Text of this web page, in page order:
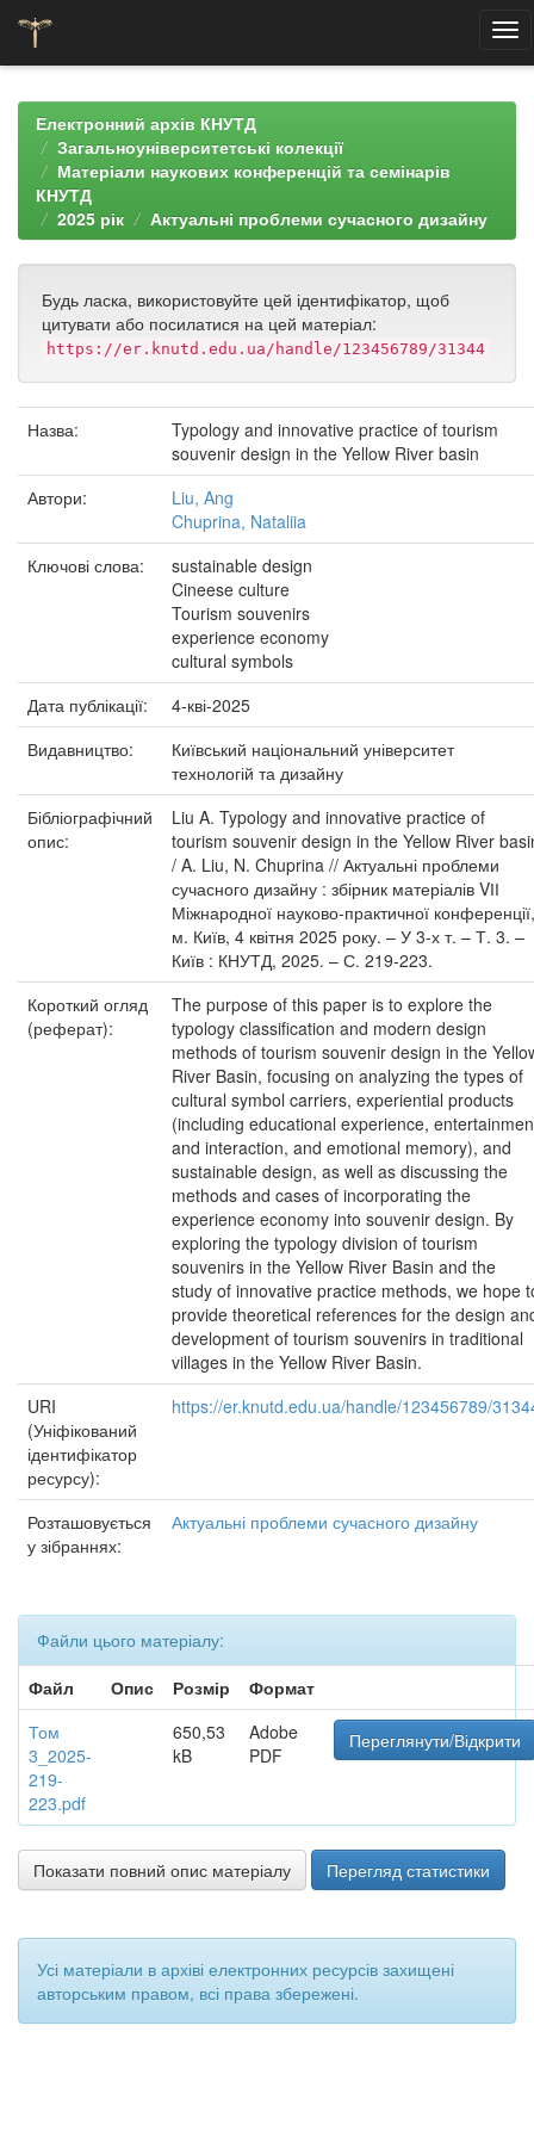
navigationЕлектронний архів КНУТД
Загальноуніверситетські колекції
Матеріали наукових конференцій та семінарів
КНУТД
2025 рік
Актуальні проблеми сучасного дизайну
Будь ласка, використовуйте цей ідентифікатор, щоб
цитувати або посилатися на цей матеріал:
https://er.knutd.edu.ua/handle/123456789/31344
Назва:
Typology and innovative practice of tourism
souvenir design in the Yellow River basin
Автори:
Liu, Ang
Chuprina, Nataliia
Ключові слова:
sustainable design
Cineese culture
Tourism souvenirs
experience economy
cultural symbols
Дата публікації:
4-кві-2025
Видавництво:
Київський національний університет
технологій та дизайну
Бібліографічний
опис:
Liu A. Typology and innovative practice of
tourism souvenir design in the Yellow River
/ A. Liu, N. Chuprina // Актуальні проблеми
сучасного дизайну : збірник матеріалів VІІ
Міжнародної науково-практичної конференції,
м. Київ, 4 квітня 2025 року. – У 3-х т. – Т. 3. –
Київ : КНУТД, 2025. – С. 219-223.
Короткий огляд
(реферат):
The purpose of this paper is to explore the
typology classification and modern design
methods of tourism souvenir design in the
River Basin, focusing on analyzing the types of
cultural symbol carriers, experiential products
(including educational experience,
and interaction, and emotional memory), and
sustainable design, as well as discussing the
methods and cases of incorporating the
experience economy into souvenir design. By
exploring the typology division of tourism
souvenirs in the Yellow River Basin and the
study of innovative practice methods, we hope
provide theoretical references for the design
development of tourism souvenirs in traditional
villages in the Yellow River Basin.
URI
(Уніфікований
ідентифікатор
ресурсу):
https://er.knutd.edu.ua/handle/123456789/
Розташовується
у зібраннях:
Актуальні проблеми сучасного дизайну
Файли цього матеріалу:
Файл
Опис Розмір
Формат
Том
3_2025-
219-
223.pdf
650,53
kB
Adobe
PDF
Переглянути/Відкрити
Показати повний опис матеріалу Перегляд статистики
Усі матеріали в архіві електронних ресурсів захищені
авторським правом, всі права збережені.